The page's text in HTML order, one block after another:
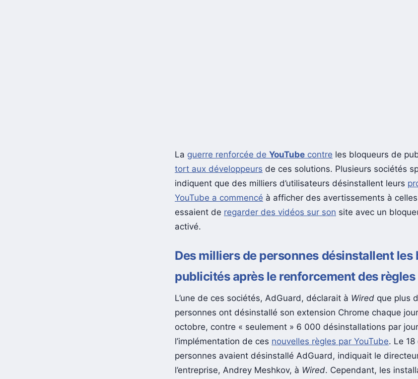
La guerre renforcée de YouTube contre les bloqueurs de
tort aux développeurs de ces solutions. Plusieurs sociétés
indiquent que des milliers d’utilisateurs désinstallent leurs
YouTube a commencé à afficher des avertissements à
essaient de regarder des vidéos sur son site avec un
activé.
Des milliers de personnes désinstallent les
publicités après le renforcement des règles
L’une de ces sociétés, AdGuard, déclarait à Wired que plus
personnes ont désinstallé son extension Chrome chaque
octobre, contre « seulement » 6 000 désinstallations par
l’implémentation de ces nouvelles règles par YouTube. Le
personnes avaient désinstallé AdGuard, indiquait le
l’entreprise, Andrey Meshkov, à Wired. Cependant, les